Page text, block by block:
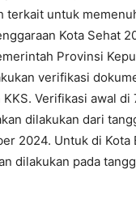
terkait untuk
Kota Sehat
Provinsi
verifikasi
Verifikasi awal di
dilakukan dari
2024. Untuk di Kota
dilakukan pada